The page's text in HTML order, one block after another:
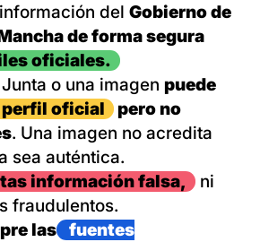
del Gobierno de
de forma segura
oficiales.
o una imagen puede
perfil oficial
pero no
. Una imagen no acredita
sea auténtica.
información falsa,
ni
fraudulentos.
las
fuentes